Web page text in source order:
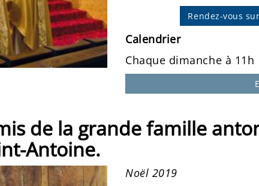
Rendez-vous
Calendrier
Chaque dimanche à 11h
de la grande famille
Antoine.
Noël 2019